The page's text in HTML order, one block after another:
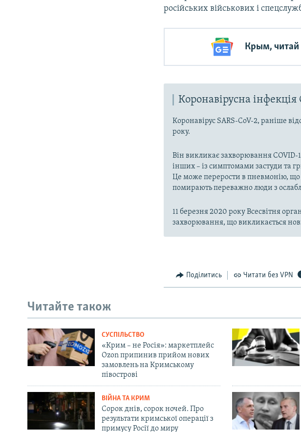
російських військових і
Крым, читай
Коронавірусна інфекція
Коронавірус SARS-CoV-2, раніше
року.
Він викликає захворювання COVID-
інших – із симптомами застуди та
Це може перерости в пневмонію, що
помирають переважно люди з
11 березня 2020 року Всесвітня
захворювання, що викликається
Поділитись Читати без VPN
Читайте також
СУСПІЛЬСТВО
«Крим – не Росія»: маркетплейс
Ozon припинив прийом нових
замовлень на Кримському
півострові
ВІЙНА ТА КРИМ
Сорок днів, сорок ночей. Про
результати кримської операції з
примусу Росії до миру